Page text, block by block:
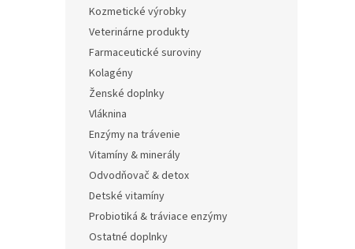
Kozmetické výrobky
Veterinárne produkty
Farmaceutické suroviny
Kolagény
Ženské doplnky
Vláknina
Enzýmy na trávenie
Vitamíny & minerály
Odvodňovač & detox
Detské vitamíny
Probiotiká & tráviace enzýmy
Ostatné doplnky